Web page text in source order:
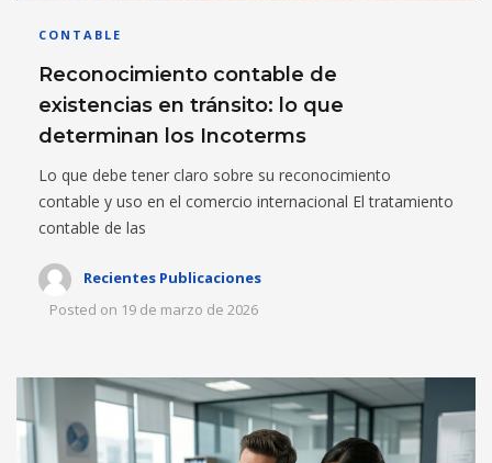
CONTABLE
Reconocimiento contable de
existencias en tránsito: lo que
determinan los Incoterms
Lo que debe tener claro sobre su reconocimiento
contable y uso en el comercio internacional El tratamiento
contable de las
Recientes Publicaciones
Posted on 19 de marzo de 2026